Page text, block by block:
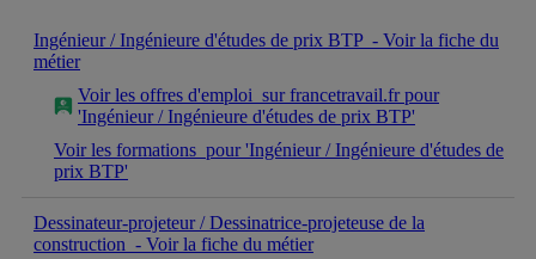
Ingénieur / Ingénieure d'études de prix BTP - Voir la fiche du
métier
Voir les offres d'emploi sur francetravail.fr pour
'Ingénieur / Ingénieure d'études de prix BTP'
Voir les formations pour 'Ingénieur / Ingénieure d'études de
prix BTP'
Dessinateur-projeteur / Dessinatrice-projeteuse de la
construction - Voir la fiche du métier